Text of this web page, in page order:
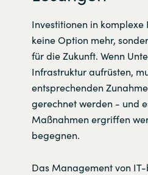
Investitionen in
keine Option mehr,
für die Zukunft. Wenn
Infrastruktur aufrüsten,
entsprechenden
gerechnet werden - und
Maßnahmen ergriffen
begegnen.
Das Management von